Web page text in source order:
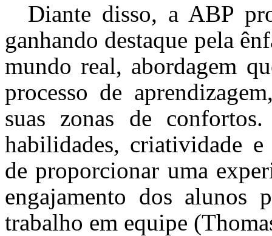
Diante disso, a ABP
ganhando destaque pela
mundo real, abordagem
processo de
suas zonas de
habilidades, criatividade
de proporcionar uma
engajamento dos alunos
trabalho em equipe